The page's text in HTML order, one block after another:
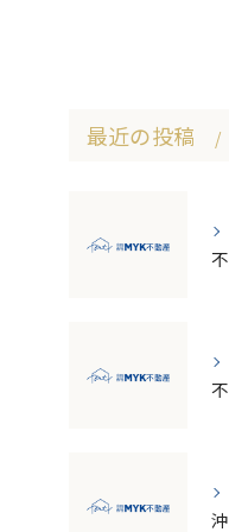
最近の投稿